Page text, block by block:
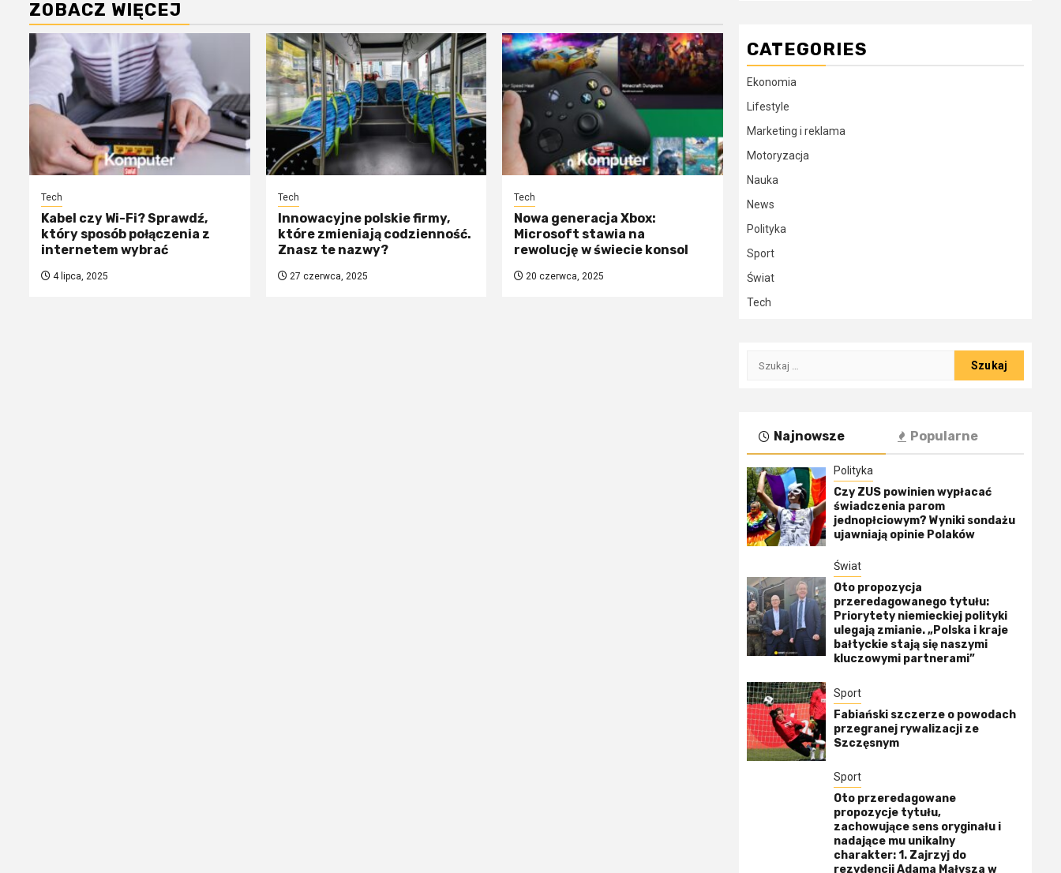
ZOBACZ WIĘCEJ
Tech
Kabel czy Wi-Fi? Sprawdź,
który sposób połączenia z
internetem wybrać
4 lipca, 2025
Tech
Innowacyjne polskie firmy,
które zmieniają codzienność.
Znasz te nazwy?
27 czerwca, 2025
Tech
Nowa generacja Xbox:
Microsoft stawia na
rewolucję w świecie konsol
20 czerwca, 2025
CATEGORIES
Ekonomia
Lifestyle
Marketing i reklama
Motoryzacja
Nauka
News
Polityka
Sport
Świat
Tech
Szukaj:
Najnowsze Popularne
Polityka
Czy ZUS powinien wypłacać
świadczenia parom
jednopłciowym? Wyniki sondażu
ujawniają opinie Polaków
Świat
Oto propozycja
przeredagowanego tytułu:
Priorytety niemieckiej polityki
ulegają zmianie. „Polska i kraje
bałtyckie stają się naszymi
kluczowymi partnerami”
Sport
Fabiański szczerze o powodach
przegranej rywalizacji ze
Szczęsnym
Sport
Oto przeredagowane
propozycje tytułu,
zachowujące sens oryginału i
nadające mu unikalny
charakter: 1. Zajrzyj do
rezydencji Adama Małysza w